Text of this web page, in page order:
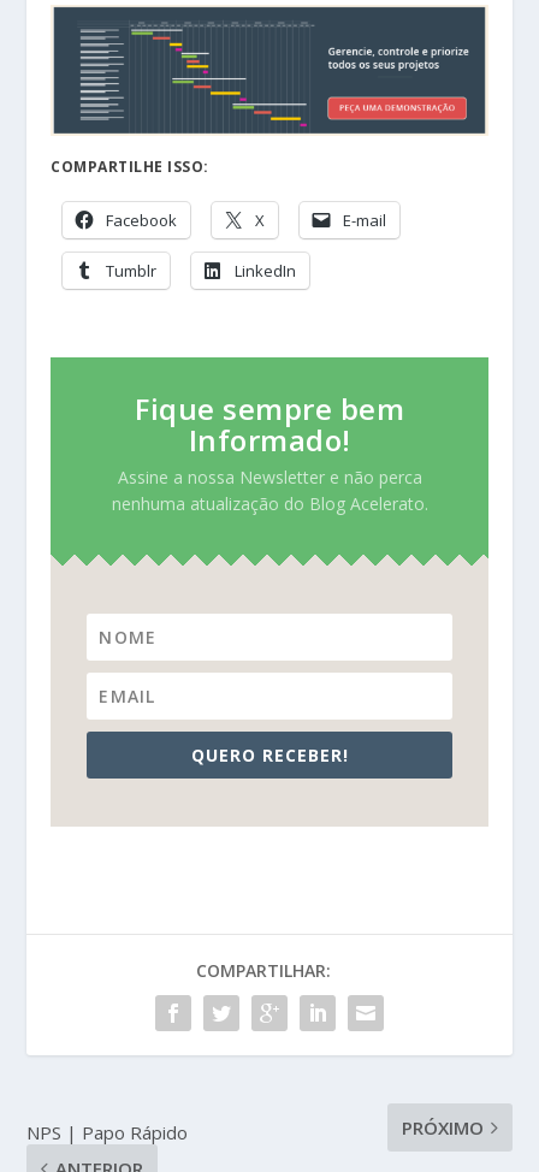
COMPARTILHE ISSO:
Facebook X E-mail
Tumblr LinkedIn
Fique sempre bem
Informado!
Assine a nossa Newsletter e não perca
nenhuma atualização do Blog Acelerato.
QUERO RECEBER!
COMPARTILHAR:
NPS | Papo Rápido
PRÓXIMO